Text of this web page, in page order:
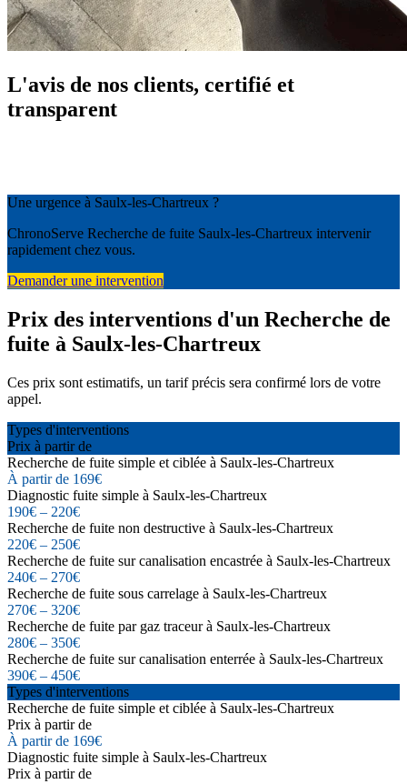
L'avis de nos clients, certifié et
transparent
Une urgence à Saulx-les-Chartreux ?
ChronoServe Recherche de fuite Saulx-les-Chartreux intervenir
rapidement chez vous.
Demander une intervention
Prix des interventions d'un Recherche de
fuite à Saulx-les-Chartreux
Ces prix sont estimatifs, un tarif précis sera confirmé lors de votre
appel.
Types d'interventions
Prix à partir de
Recherche de fuite simple et ciblée à Saulx-les-Chartreux
À partir de 169€
Diagnostic fuite simple à Saulx-les-Chartreux
190€ – 220€
Recherche de fuite non destructive à Saulx-les-Chartreux
220€ – 250€
Recherche de fuite sur canalisation encastrée à Saulx-les-Chartreux
240€ – 270€
Recherche de fuite sous carrelage à Saulx-les-Chartreux
270€ – 320€
Recherche de fuite par gaz traceur à Saulx-les-Chartreux
280€ – 350€
Recherche de fuite sur canalisation enterrée à Saulx-les-Chartreux
390€ – 450€
Types d'interventions
Recherche de fuite simple et ciblée à Saulx-les-Chartreux
Prix à partir de
À partir de 169€
Diagnostic fuite simple à Saulx-les-Chartreux
Prix à partir de